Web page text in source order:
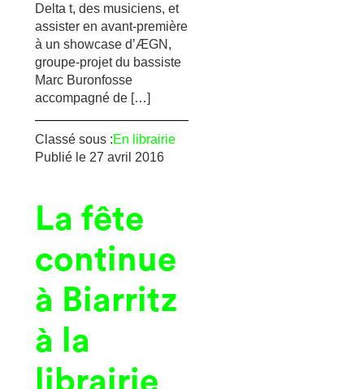
Delta t, des musiciens, et
assister en avant-première
à un showcase d’ÆGN,
groupe-projet du bassiste
Marc Buronfosse
accompagné de […]
Classé sous :En librairie
Publié le 27 avril 2016
La fête
continue
à Biarritz
à la
librairie